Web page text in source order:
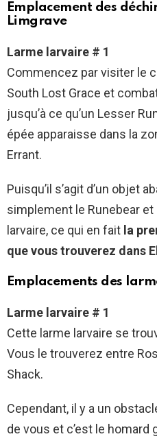
Emplacement des
Limgrave
Larme larvaire # 1
Commencez par visiter le
South Lost Grace et
jusqu’à ce qu’un Lesser
épée apparaisse dans la
Errant.
Puisqu’il s’agit d’un objet
simplement le Runebear
larvaire, ce qui en fait la
que vous trouverez dans
Emplacements des
Larme larvaire # 1
Cette larme larvaire se
Vous le trouverez entre
Shack.
Cependant, il y a un
de vous et c’est le homard